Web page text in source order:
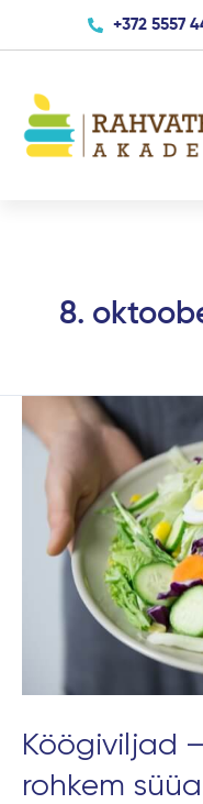
to
+372 5557
8.
Köögiviljad
rohkem
Köögiviljad
–
kuidas
neid
rohkem
süüa
kiire?